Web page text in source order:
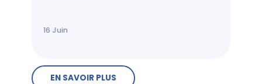
16 Juin
EN SAVOIR PLUS